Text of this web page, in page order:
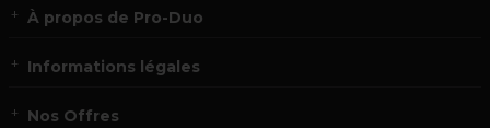
À propos de Pro-Duo
Informations légales
Nos Offres